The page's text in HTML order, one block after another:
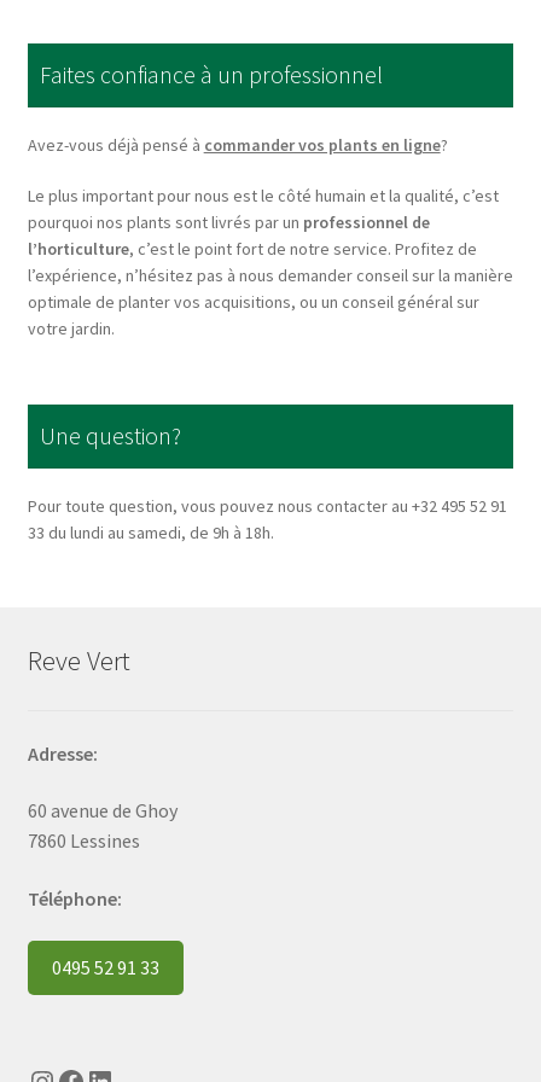
options
may
be
chosen
the
product
page
Faites confiance à un professionnel
Avez-vous déjà pensé à commander vos plants en ligne?
Le plus important pour nous est le côté humain et la qualité, c’est
pourquoi nos plants sont livrés par un professionnel de
l’horticulture, c’est le point fort de notre service. Profitez de
l’expérience, n’hésitez pas à nous demander conseil sur la manière
optimale de planter vos acquisitions, ou un conseil général sur
votre jardin.
Une question?
Pour toute question, vous pouvez nous contacter au +32 495 52 91
33 du lundi au samedi, de 9h à 18h.
Reve Vert
Adresse:
60 avenue de Ghoy
7860 Lessines
Téléphone:
0495 52 91 33